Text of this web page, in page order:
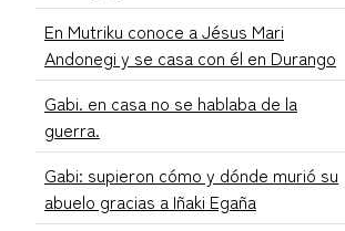
En Mutriku conoce a Jésus Mari
Andonegi y se casa con él en Durango
Gabi. en casa no se hablaba de la
guerra.
Gabi: supieron cómo y dónde murió su
abuelo gracias a Iñaki Egaña